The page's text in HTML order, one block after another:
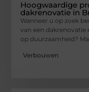
Hoogwaardige
dakrenovatie in
Wanneer u op zoek
van een dakrenovatie
op duurzaamheid?
Verbouwen